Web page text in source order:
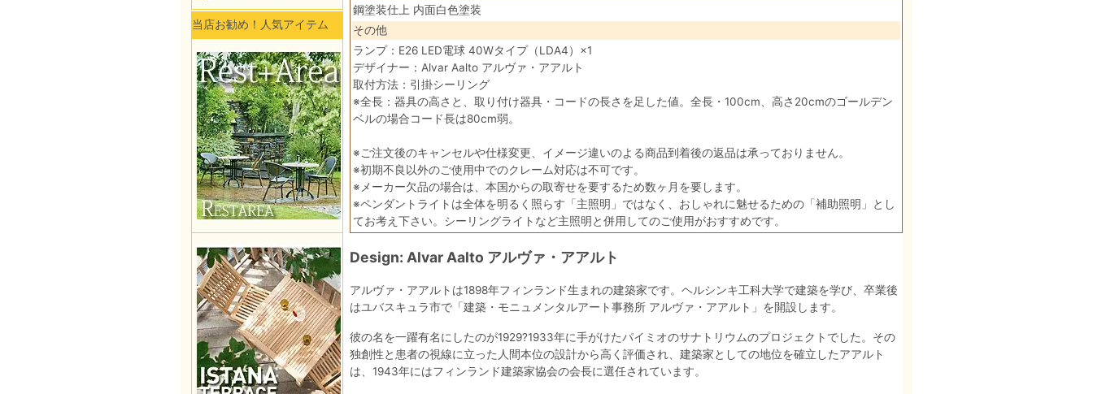
鋼塗装仕上 内面白色塗装
その他
ランプ：E26 LED電球 40Wタイプ（LDA4）×1
デザイナー：Alvar Aalto アルヴァ・アアルト
取付方法：引掛シーリング
※全長：器具の高さと、取り付け器具・コードの長さを足した値。全長・100cm、高さ20cmのゴールデン
ベルの場合コード長は80cm弱。
※ご注文後のキャンセルや仕様変更、イメージ違いのよる商品到着後の返品は承っておりません。
※初期不良以外のご使用中でのクレーム対応は不可です。
※メーカー欠品の場合は、本国からの取寄せを要するため数ヶ月を要します。
※ペンダントライトは全体を明るく照らす「主照明」ではなく、おしゃれに魅せるための「補助照明」とし
てお考え下さい。シーリングライトなど主照明と併用してのご使用がおすすめです。
Design: Alvar Aalto アルヴァ・アアルト
アルヴァ・アアルトは1898年フィンランド生まれの建築家です。ヘルシンキ工科大学で建築を学び、卒業後
はユバスキュラ市で「建築・モニュメンタルアート事務所 アルヴァ・アアルト」を開設します。
彼の名を一躍有名にしたのが1929?1933年に手がけたパイミオのサナトリウムのプロジェクトでした。その
独創性と患者の視線に立った人間本位の設計から高く評価され、建築家としての地位を確立したアアルト
は、1943年にはフィンランド建築家協会の会長に選任されています。
当店お勧め！人気アイテム